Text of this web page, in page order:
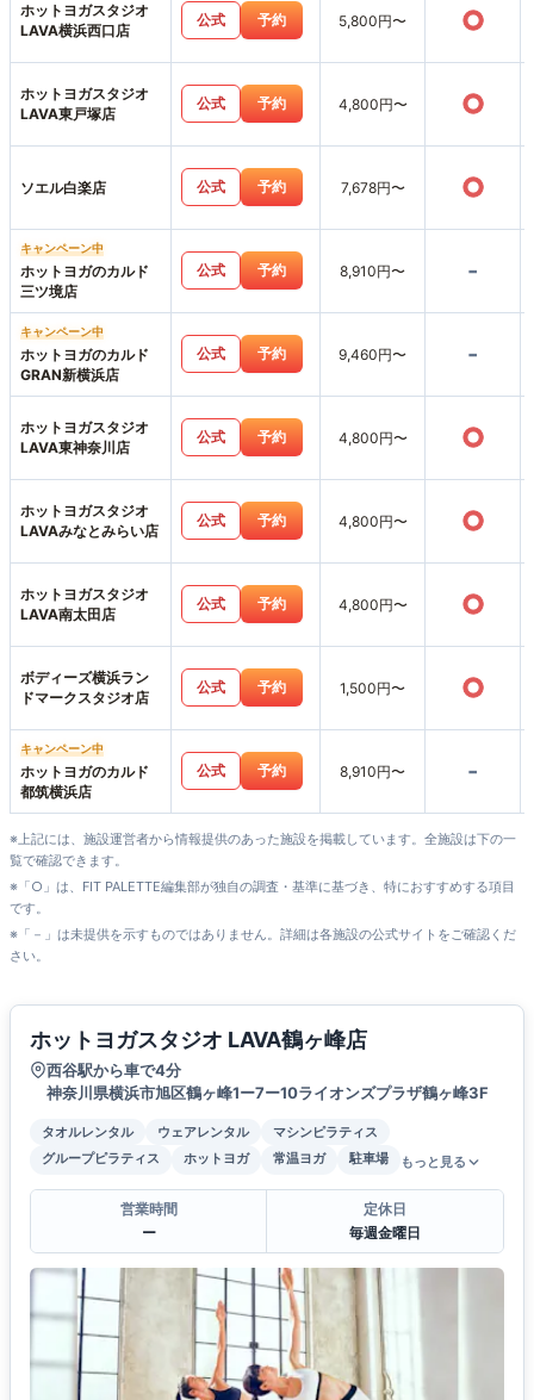
ホットヨガスタジオ
LAVA横浜西口店
公式 予約 5,800円〜 ○
ホットヨガスタジオ
LAVA東戸塚店
公式 予約 4,800円〜 ○
ソエル白楽店 公式 予約 7,678円〜 ○
キャンペーン中
ホットヨガのカルド
三ツ境店
公式 予約 8,910円〜 -
キャンペーン中
ホットヨガのカルド
GRAN新横浜店
公式 予約 9,460円〜 -
ホットヨガスタジオ
LAVA東神奈川店
公式 予約 4,800円〜 ○
ホットヨガスタジオ
LAVAみなとみらい店
公式 予約 4,800円〜 ○
ホットヨガスタジオ
LAVA南太田店
公式 予約 4,800円〜 ○
ボディーズ横浜ラン
ドマークスタジオ店
公式 予約 1,500円〜 ○
キャンペーン中
ホットヨガのカルド
都筑横浜店
公式 予約 8,910円〜 -
※上記には、施設運営者から情報提供のあった施設を掲載しています。全施設は下の一
覧で確認できます。
※「○」は、FIT PALETTE編集部が独自の調査・基準に基づき、特におすすめする項目
です。
※「－」は未提供を示すものではありません。詳細は各施設の公式サイトをご確認くだ
さい。
ホットヨガスタジオ LAVA鶴ヶ峰店
西谷駅から車で4分
神奈川県横浜市旭区鶴ヶ峰1ー7ー10ライオンズプラザ鶴ヶ峰3F
タオルレンタル ウェアレンタル
マシンピラティス
グループピラティス
ホットヨガ 常温ヨガ 駐車場 もっと見る
営業時間
ー
定休日
毎週金曜日